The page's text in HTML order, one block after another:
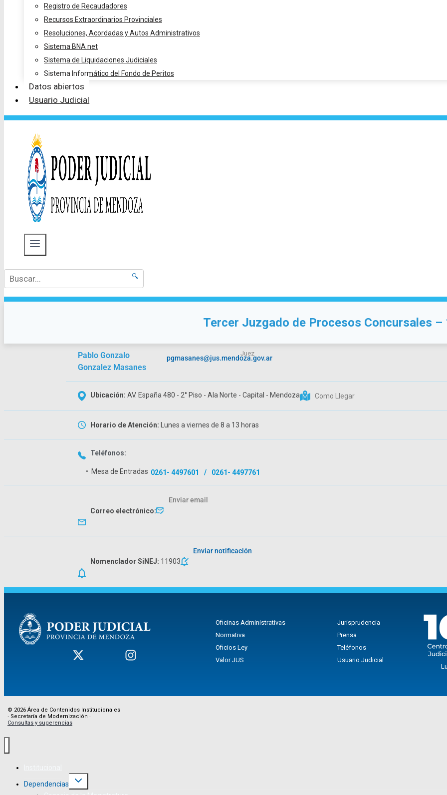
Registro de Recaudadores
Recursos Extraordinarios Provinciales
Resoluciones, Acordadas y Autos Administrativos
Sistema BNA net
Sistema de Liquidaciones Judiciales
Sistema Informático del Fondo de Peritos
Datos abiertos
Usuario Judicial
🔍
Tercer Juzgado de Procesos Concursales –
Pablo Gonzalo
Gonzalez Masanes
pgmasanes@jus.mendoza.gov.ar
Juez
Ubicación: AV. España 480 - 2° Piso - Ala Norte - Capital - Mendoza Como Llegar
Horario de Atención: Lunes a viernes de 8 a 13 horas
Teléfonos:
• Mesa de Entradas 0261- 4497601 0261- 4497761
Correo electrónico:
Enviar email
Nomenclador SiNEJ: 11903
Enviar notificación
Oficinas Administrativas
Normativa
Oficios Ley
Valor JUS
Jurisprudencia
Prensa
Teléfonos
Usuario Judicial
© 2026 Área de Contenidos Institucionales
· Secretaría de Modernización ·
Consultas y sugerencias
Dependencias